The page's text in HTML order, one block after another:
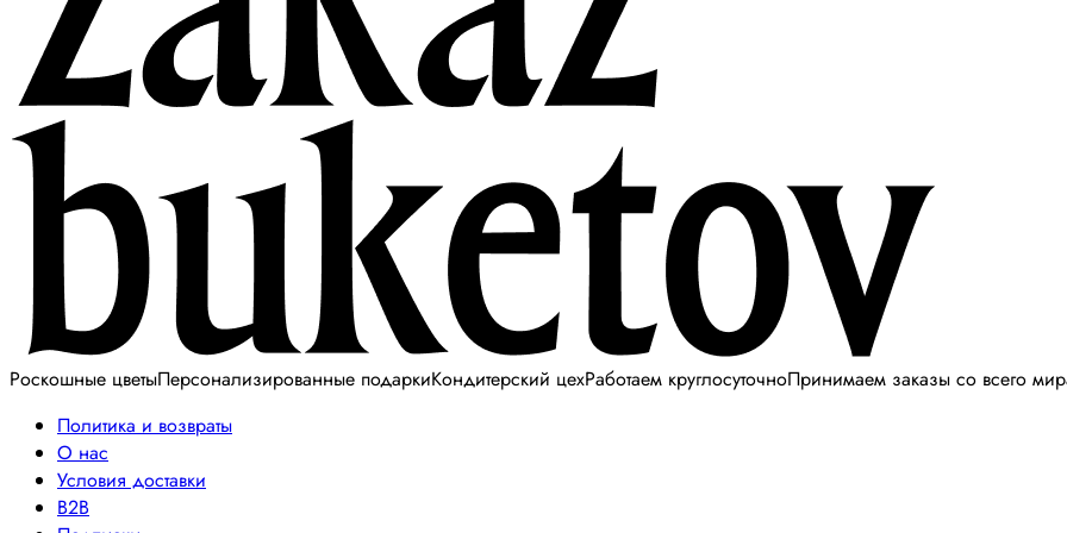
Роскошные цветыПерсонализированные подаркиКондитерский цехРаботаем круглосуточноПринимаем заказы со всего
Политика и возвраты
О нас
Условия доставки
B2B